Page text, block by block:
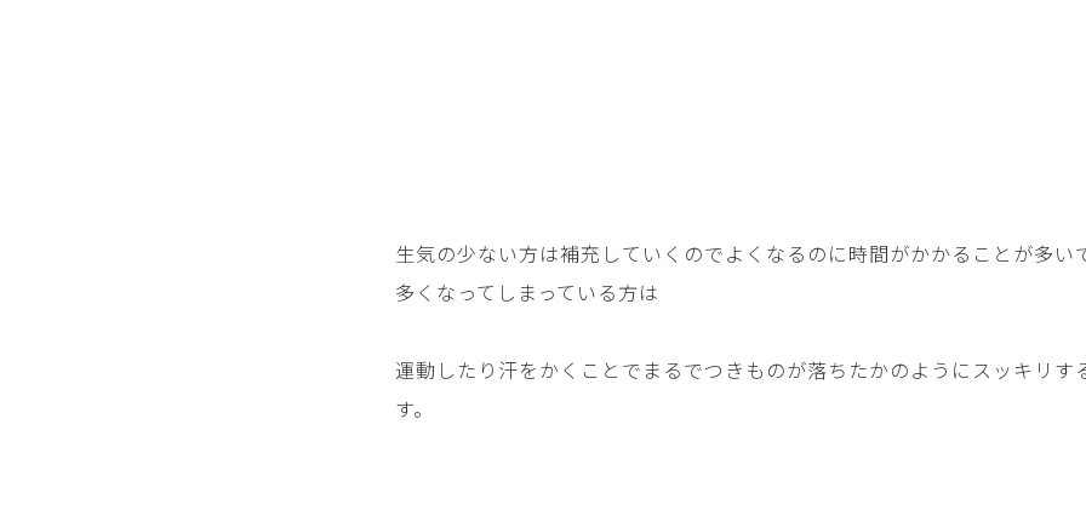
生気の少ない方は補充していくのでよくなるのに時間がかかることが多い
多くなってしまっている方は
運動したり汗をかくことでまるでつきものが落ちたかのようにスッキリす
す。